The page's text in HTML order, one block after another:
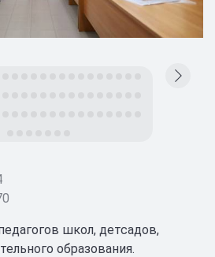
школ, детсадов,
образования.